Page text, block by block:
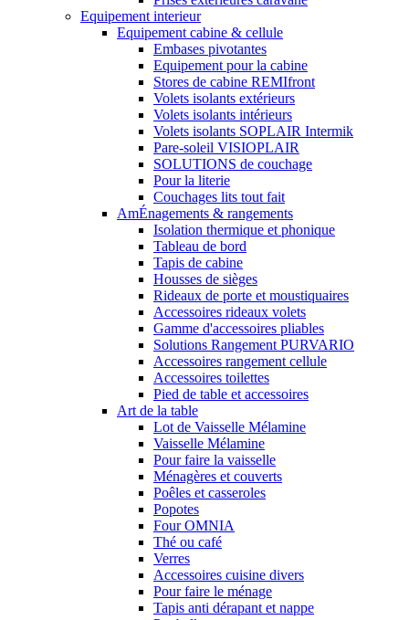
Equipement interieur
Equipement cabine & cellule
Embases pivotantes
Equipement pour la cabine
Stores de cabine REMIfront
Volets isolants extérieurs
Volets isolants intérieurs
Volets isolants SOPLAIR Intermik
Pare-soleil VISIOPLAIR
SOLUTIONS de couchage
Pour la literie
Couchages lits tout fait
AmÉnagements & rangements
Isolation thermique et phonique
Tableau de bord
Tapis de cabine
Housses de sièges
Rideaux de porte et moustiquaires
Accessoires rideaux volets
Gamme d'accessoires pliables
Solutions Rangement PURVARIO
Accessoires rangement cellule
Accessoires toilettes
Pied de table et accessoires
Art de la table
Lot de Vaisselle Mélamine
Vaisselle Mélamine
Pour faire la vaisselle
Ménagères et couverts
Poêles et casseroles
Popotes
Four OMNIA
Thé ou café
Verres
Accessoires cuisine divers
Pour faire le ménage
Tapis anti dérapant et nappe